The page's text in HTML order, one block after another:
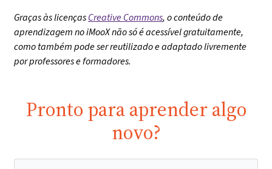
Graças às licençasCreative Commons, o conteúdo de
aprendizagem no iMooX não só é acessível gratuitamente,
como também pode ser reutilizado e adaptado livremente
por professores e formadores.
Pronto para aprender algo
novo?